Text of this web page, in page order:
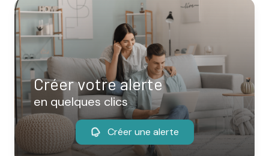
Créer votre alerte
en quelques clics
Créer une alerte